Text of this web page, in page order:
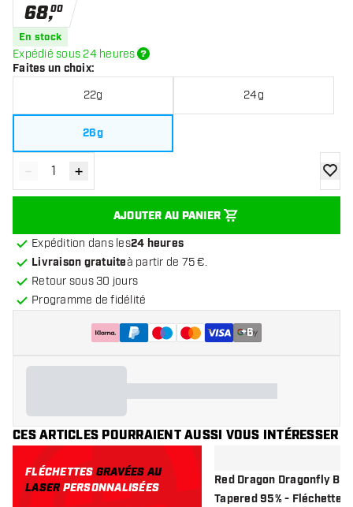
68,00
En stock
Expédié sous 24 heures
Faites un choix:
22g 24g
26g
Diminuer la quantité
- Augmenter la quantité
+
AJOUTER AU PANIER
Expédition dans les24 heures
Livraison gratuiteà partir de 75 €.
Retour sous 30 jours
Programme de fidélité
+6
CES ARTICLES POURRAIENT AUSSI VOUS INTÉRESSER
FLÉCHETTES GRAVÉES AU
LASER PERSONNALISÉES
Red Dragon Dragonfly
Tapered 95% - Fléchettes